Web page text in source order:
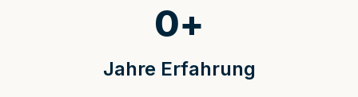
Jahre Erfahrung
0+